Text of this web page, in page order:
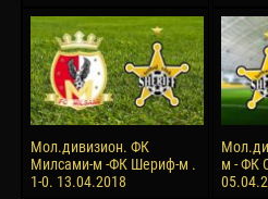
Мол.дивизион. ФК
Милсами-м -ФК Шериф-м .
1-0. 13.04.2018
м - ФК